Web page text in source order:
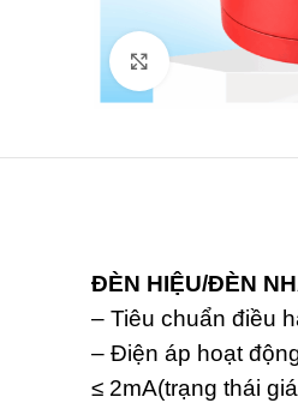
Click to enlarge
ĐÈN HIỆU/ĐÈN
– Tiêu chuẩn điều
– Điện áp hoạt
≤ 2mA(trạng thái